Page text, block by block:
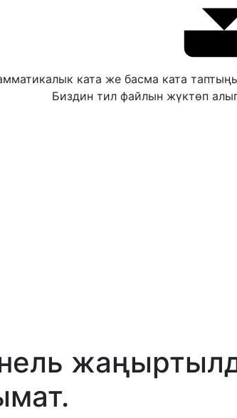
ката же басма ката
Биздин тил файлын жүктөп